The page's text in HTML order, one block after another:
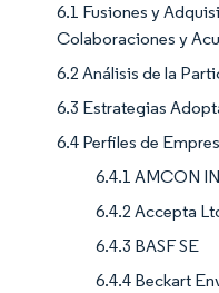
6.1 Fusiones y
Colaboraciones y
6.2 Análisis de la
6.3 Estrategias
6.4 Perfiles de
6.4.1 AMCON
6.4.2 Accepta
6.4.3 BASF SE
6.4.4 Beckart